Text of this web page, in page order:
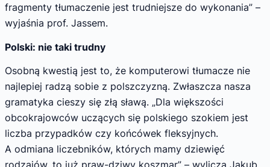
fragmenty tłumaczenie jest trudniejsze do wykonania” –
wyjaśnia prof. Jassem.
Polski: nie taki trudny
Osobną kwestią jest to, że komputerowi tłumacze nie
najlepiej radzą sobie z polszczyzną. Zwłaszcza nasza
gramatyka cieszy się złą sławą. „Dla większości
obcokrajowców uczących się polskiego szokiem jest
liczba przypadków czy końcówek fleksyjnych.
A odmiana liczebników, których mamy dziewięć